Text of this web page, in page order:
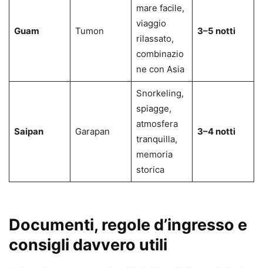
Guam Tumon
mare facile,
viaggio
rilassato,
combinazio
ne con Asia
3–5 notti
Saipan Garapan
Snorkeling,
spiagge,
atmosfera
tranquilla,
memoria
storica
3–4 notti
Documenti, regole d’ingresso e
consigli davvero utili